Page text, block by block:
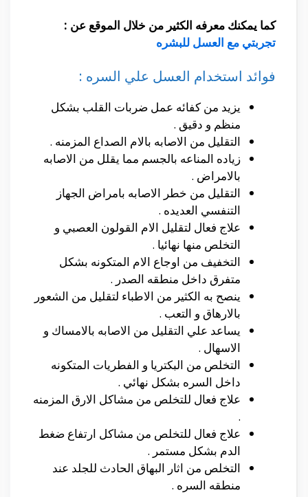
كما يمكنك معرفه الكثير من خلال الموقع عن :
تجربتي مع العسل للبشره
فوائد استخدام العسل علي السره :
يزيد من كفائه عمل ضربات القلب بشكل
منظم و دقيق .
التقليل من الاصابه بالام الصداع المزمنه .
زياده المناعه بالجسم مما يقلل من الاصابه
بالامراض .
التقليل من خطر الاصابه بامراض الجهاز
التنفسي العديده .
علاج فعال لتقليل الام القولون العصبي و
التخلص منها نهائيا .
التخفيف من اوجاع الام المتكونه بشكل
متفرق داخل منطقه الصدر .
ينصح به الكثير من الاطباء لتقليل من الشعور
بالارهاق و التعب .
يساعد علي التقليل من الاصابه بالامساك و
الاسهال .
التخلص من البكتريا و الفطريات المتكونه
داخل السره بشكل نهائي .
علاج فعال للتخلص من مشاكل الارق المزمنه
.
علاج فعال للتخلص من مشاكل ارتفاع ضغط
الدم بشكل مستمر .
التخلص من اثار البهاق الحادث للجلد عند
منطقه السره .